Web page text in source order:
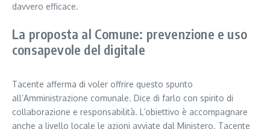
davvero efficace.
La proposta al Comune: prevenzione e uso
consapevole del digitale
Tacente afferma di voler offrire questo spunto
all’Amministrazione comunale. Dice di farlo con spirito di
collaborazione e responsabilità. L’obiettivo è accompagnare
anche a livello locale le azioni avviate dal Ministero. Tacente